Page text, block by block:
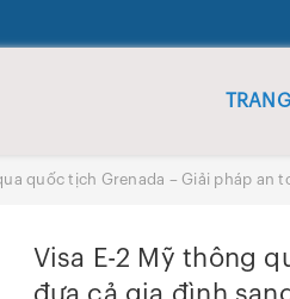
quốc tịch Grenada – Giải pháp an
Visa E-2 Mỹ thông